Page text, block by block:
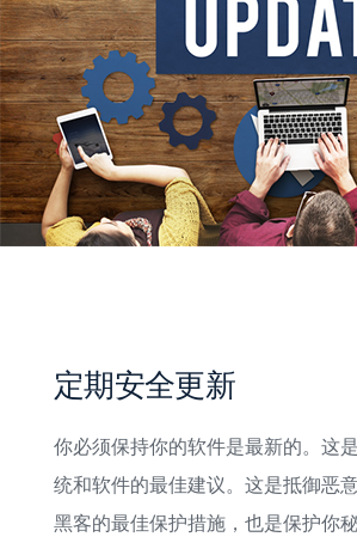
定期安全更新
你必须保持你的软件是最新的。这
统和软件的最佳建议。这是抵御恶
黑客的最佳保护措施，也是保护你